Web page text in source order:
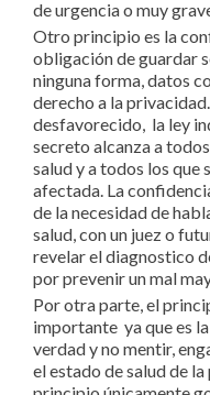
de urgencia o muy
Otro principio es la
obligación de guardar
ninguna forma, datos
derecho a la
desfavorecido, la ley
secreto alcanza a
salud y a todos los que
afectada. La
de la necesidad de
salud, con un juez o
revelar el diagnostico
por prevenir un mal
Por otra parte, el
importante ya que es
verdad y no mentir,
el estado de salud de